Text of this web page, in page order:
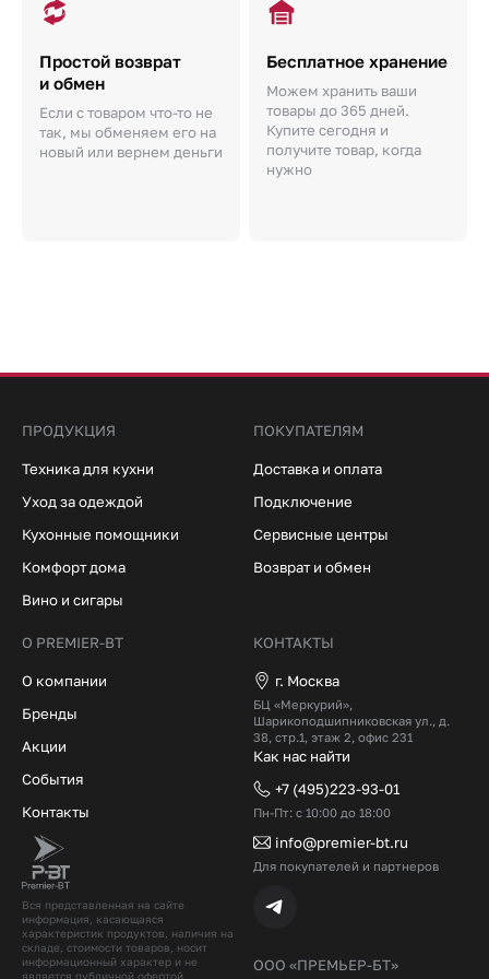
Простой возврат
и обмен
Если с товаром что-то не
так, мы обменяем его на
новый или вернем деньги
Бесплатное хранение
Можем хранить ваши
товары до 365 дней.
Купите сегодня и
получите товар, когда
нужно
Вся представленная на сайте
информация, касающаяся
характеристик продуктов, наличия на
складе, стоимости товаров, носит
информационный характер и не
является публичной офертой,
ООО «ПРЕМЬЕР-БТ»
ПРОДУКЦИЯ
Техника для кухни
Уход за одеждой
Кухонные помощники
Комфорт дома
Вино и сигары
ПОКУПАТЕЛЯМ
Доставка и оплата
Подключение
Сервисные центры
Возврат и обмен
О PREMIER-BT
О компании
Бренды
Акции
События
Контакты
КОНТАКТЫ
г. Москва
БЦ «Меркурий»,
Шарикоподшипниковская ул., д.
38, стр.1, этаж 2, офис 231
Как нас найти
+7 (495)223-93-01
Пн-Пт: с 10:00 до 18:00
info@premier-bt.ru
Для покупателей и партнеров